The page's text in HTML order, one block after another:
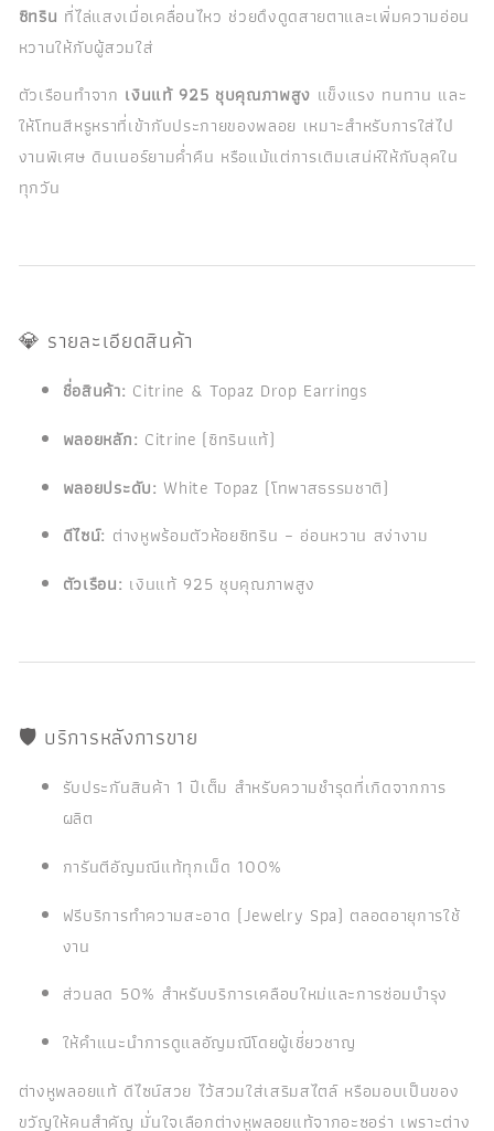
ซิทริน ที่ไล่แสงเมื่อเคลื่อนไหว ช่วยดึงดูดสายตาและเพิ่มความอ่อน
หวานให้กับผู้สวมใส่
ตัวเรือนทำจาก เงินแท้ 925 ชุบคุณภาพสูง แข็งแรง ทนทาน และ
ให้โทนสีหรูหราที่เข้ากับประกายของพลอย เหมาะสำหรับการใส่ไป
งานพิเศษ ดินเนอร์ยามค่ำคืน หรือแม้แต่การเติมเสน่ห์ให้กับลุคใน
ทุกวัน
💎 รายละเอียดสินค้า
ชื่อสินค้า: Citrine & Topaz Drop Earrings
พลอยหลัก: Citrine (ซิทรินแท้)
พลอยประดับ: White Topaz (โทพาสธรรมชาติ)
ดีไซน์: ต่างหูพร้อมตัวห้อยซิทริน – อ่อนหวาน สง่างาม
ตัวเรือน: เงินแท้ 925 ชุบคุณภาพสูง
🛡️ บริการหลังการขาย
รับประกันสินค้า 1 ปีเต็ม สำหรับความชำรุดที่เกิดจากการ
ผลิต
การันตีอัญมณีแท้ทุกเม็ด 100%
ฟรีบริการทำความสะอาด (Jewelry Spa) ตลอดอายุการใช้
งาน
ส่วนลด 50% สำหรับบริการเคลือบใหม่และการซ่อมบำรุง
ให้คำแนะนำการดูแลอัญมณีโดยผู้เชี่ยวชาญ
ต่างหูพลอยแท้ ดีไซน์สวย ไว้สวมใส่เสริมสไตล์ หรือมอบเป็นของ
ขวัญให้คนสำคัญ มั่นใจเลือกต่างหูพลอยแท้จากอะซอร่า เพราะต่าง